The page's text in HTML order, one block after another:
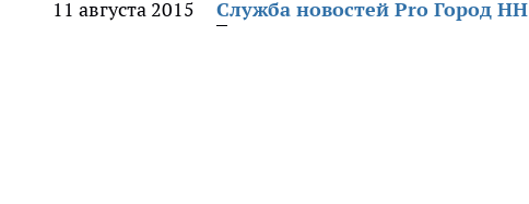
11 августа 2015 Служба новостей Pro Город НН